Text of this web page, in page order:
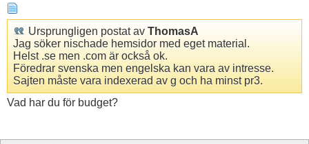
Ursprungligen postat av ThomasA
Jag söker nischade hemsidor med eget material.
Helst .se men .com är också ok.
Föredrar svenska men engelska kan vara av intresse.
Sajten måste vara indexerad av g och ha minst pr3.
Vad har du för budget?